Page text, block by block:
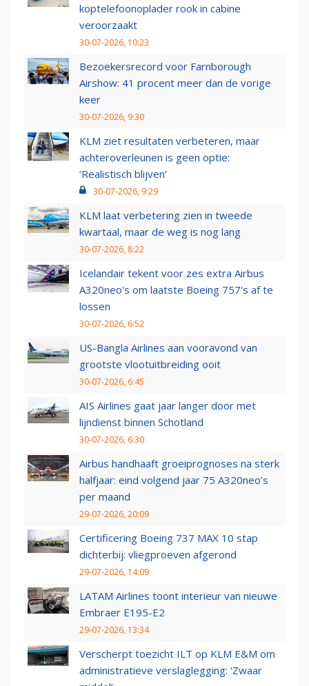
koptelefoonoplader rook in cabine
veroorzaakt
30-07-2026, 10:23
Bezoekersrecord voor Farnborough
Airshow: 41 procent meer dan de vorige
keer
30-07-2026, 9:30
KLM ziet resultaten verbeteren, maar
achteroverleunen is geen optie:
‘Realistisch blijven’
30-07-2026, 9:29
KLM laat verbetering zien in tweede
kwartaal, maar de weg is nog lang
30-07-2026, 8:22
Icelandair tekent voor zes extra Airbus
A320neo's om laatste Boeing 757's af te
lossen
30-07-2026, 6:52
US-Bangla Airlines aan vooravond van
grootste vlootuitbreiding ooit
30-07-2026, 6:45
AIS Airlines gaat jaar langer door met
lijndienst binnen Schotland
30-07-2026, 6:30
Airbus handhaaft groeiprognoses na sterk
halfjaar: eind volgend jaar 75 A320neo’s
per maand
29-07-2026, 20:09
Certificering Boeing 737 MAX 10 stap
dichterbij: vliegproeven afgerond
29-07-2026, 14:09
LATAM Airlines toont interieur van nieuwe
Embraer E195-E2
29-07-2026, 13:34
Verscherpt toezicht ILT op KLM E&M om
administratieve verslaglegging: ‘Zwaar